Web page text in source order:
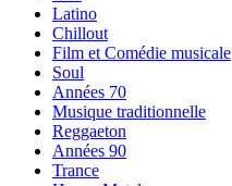
Latino
Chillout
Film et Comédie musicale
Soul
Années 70
Musique traditionnelle
Reggaeton
Années 90
Trance